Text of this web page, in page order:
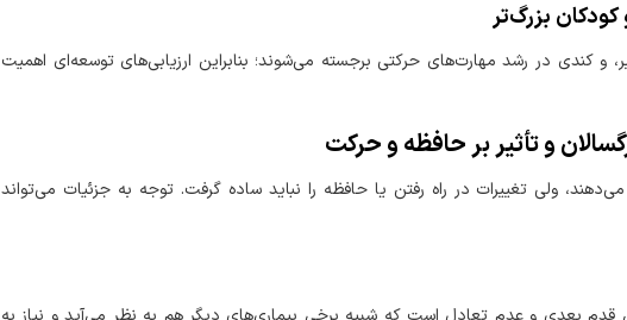
بزرگ‌تر
و کندی در رشد مهارت‌های حرکتی برجسته می‌شوند؛ بنابراین ارزیابی‌های توسعه‌ای اهمیت
و تأثیر بر حافظه و حرکت
ولی تغییرات در راه رفتن یا حافظه را نباید ساده گرفت. توجه به جزئیات می‌تواند